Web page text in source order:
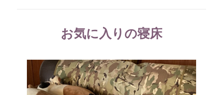
お気に入りの寝床